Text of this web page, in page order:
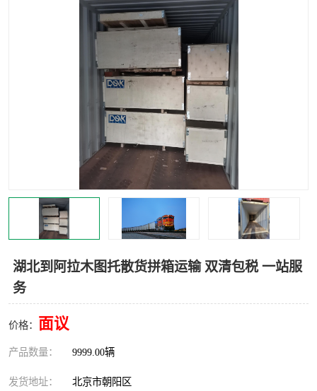
湖北到阿拉木图托散货拼箱运输 双清包税 一站服
务
价格： 面议
产品数量： 9999.00辆
发货地址： 北京市朝阳区
蒙古乌兰巴托空运专线
蒙古乌兰巴托汽运专线